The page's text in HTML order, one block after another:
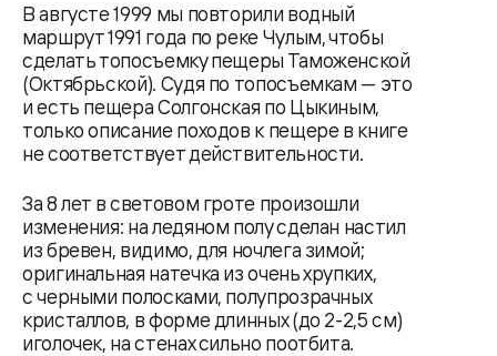
В августе 1999 мы повторили водный
маршрут 1991 года по реке Чулым, чтобы
сделать топосъемку пещеры Таможенской
(Октябрьской). Судя по топосъемкам — это
и есть пещера Солгонская по Цыкиным,
только описание походов к пещере в книге
не соответствует действительности.
За 8 лет в световом гроте произошли
изменения: на ледяном полу сделан настил
из бревен, видимо, для ночлега зимой;
оригинальная натечка из очень хрупких,
с черными полосками, полупрозрачных
кристаллов, в форме длинных (до 2-2,5 см)
иголочек, на стенах сильно поотбита.